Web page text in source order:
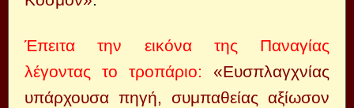
Έπειτα την εικόνα της Παναγίας
λέγοντας το τροπάριο:
«Ευσπλαγχνίας
υπάρχουσα πηγή, συμπαθείας αξίωσον